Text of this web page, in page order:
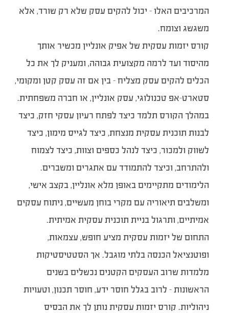
המרכיבים האלו – יכול להקים עסק שלא רק שורד, אלא
משגשג וצומח.
קורס יזמות עסקית של אפיק אונליין מכשיר אותך
מהיסוד ועד לרמה מקצועית גבוהה, ומעניק לך את כל
הכלים להקים עסק מצליח – בין אם זה עסק קטן ומקומי,
סטארט-אפ טכנולוגי, עסק אונליין, או חברה משפחתית.
במהלך הקורס תלמד כיצד לפתח רעיון עסקי חזק, כיצד
לבנות תוכנית עסקית מנצחת, כיצד לגייס מימון, כיצד
לשווק ולמכור, כיצד לנהל כספים וצוות, כיצד לצמוח
ולהתרחב, וכיצד להתמודד עם אתגרים ומשברים.
הלימודים מתקיימים באופן מלא אונליין, בקצב אישי,
ומשלבים תיאוריה עם מקרי בוחן מעשיים, ניתוח עסקים
אמיתיים, ותרגול בניית תוכנית עסקית אמיתית.
התחום של יזמות עסקית מציע חופש, עצמאות,
ופוטנציאל הכנסה בלתי מוגבל. אך הסטטיסטיקות
מלמדות שרוב העסקים הקטנים נכשלים בשנים
הראשונות – לרוב בגלל חוסר ידע, חוסר תכנון, וטעויות
ניהוליות. קורס יזמות עסקית נותן לך את הבסיס